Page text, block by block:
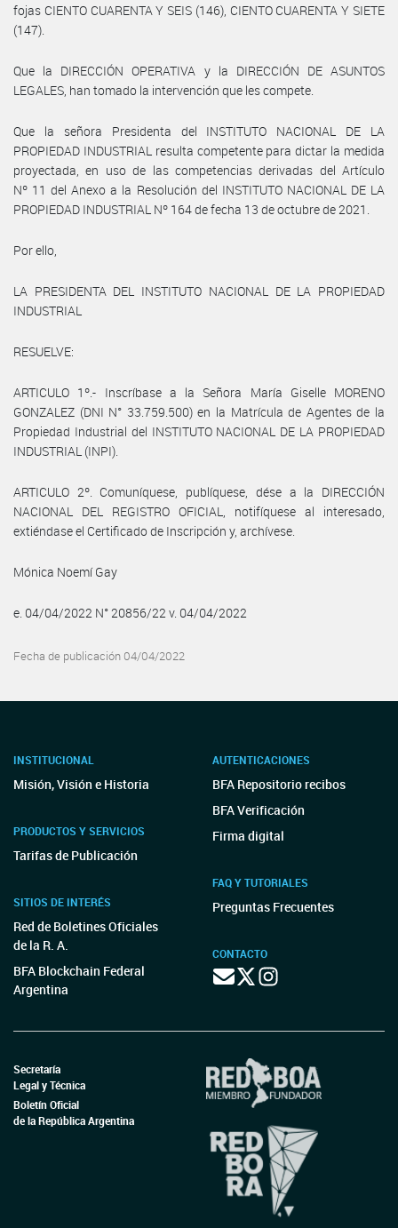
fojas CIENTO CUARENTA Y SEIS (146), CIENTO CUARENTA Y SIETE
(147).
Que la DIRECCIÓN OPERATIVA y la DIRECCIÓN DE ASUNTOS
LEGALES, han tomado la intervención que les compete.
Que la señora Presidenta del INSTITUTO NACIONAL DE LA
PROPIEDAD INDUSTRIAL resulta competente para dictar la medida
proyectada, en uso de las competencias derivadas del Artículo
Nº 11 del Anexo a la Resolución del INSTITUTO NACIONAL DE LA
PROPIEDAD INDUSTRIAL Nº 164 de fecha 13 de octubre de 2021.
Por ello,
LA PRESIDENTA DEL INSTITUTO NACIONAL DE LA PROPIEDAD
INDUSTRIAL
RESUELVE:
ARTICULO 1º.- Inscríbase a la Señora María Giselle MORENO
GONZALEZ (DNI N° 33.759.500) en la Matrícula de Agentes de la
Propiedad Industrial del INSTITUTO NACIONAL DE LA PROPIEDAD
INDUSTRIAL (INPI).
ARTICULO 2º. Comuníquese, publíquese, dése a la DIRECCIÓN
NACIONAL DEL REGISTRO OFICIAL, notifíquese al interesado,
extiéndase el Certificado de Inscripción y, archívese.
Mónica Noemí Gay
e. 04/04/2022 N° 20856/22 v. 04/04/2022
Fecha de publicación 04/04/2022
INSTITUCIONAL
Misión, Visión e Historia
PRODUCTOS Y SERVICIOS
Tarifas de Publicación
SITIOS DE INTERÉS
Red de Boletines Oficiales
de la R. A.
BFA Blockchain Federal
Argentina
AUTENTICACIONES
BFA Repositorio recibos
BFA Verificación
Firma digital
FAQ Y TUTORIALES
Preguntas Frecuentes
CONTACTO
Secretaría
Legal y Técnica
Boletín Oficial
de la República Argentina